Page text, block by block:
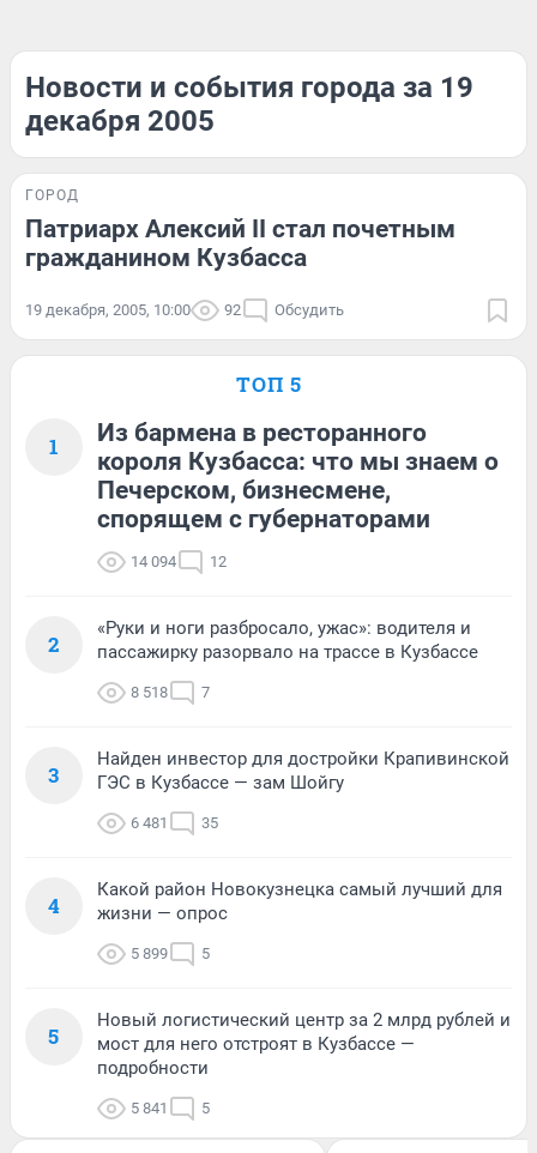
Новости и события города за 19
декабря 2005
ГОРОД
Патриарх Алексий II стал почетным
гражданином Кузбасса
19 декабря, 2005, 10:00 92 Обсудить
ТОП 5
1
Из бармена в ресторанного
короля Кузбасса: что мы знаем о
Печерском, бизнесмене,
спорящем с губернаторами
14 094 12
2
«Руки и ноги разбросало, ужас»: водителя и
пассажирку разорвало на трассе в Кузбассе
8 518 7
3
Найден инвестор для достройки Крапивинской
ГЭС в Кузбассе — зам Шойгу
6 481 35
4
Какой район Новокузнецка самый лучший для
жизни — опрос
5 899 5
5
Новый логистический центр за 2 млрд рублей и
мост для него отстроят в Кузбассе —
подробности
5 841 5